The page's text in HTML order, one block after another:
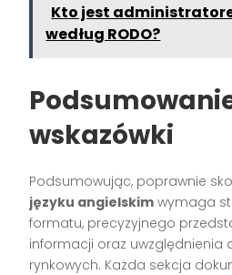
Kto jest
według RODO?
wskazówki
Podsumowując, poprawnie
języku angielskim wymaga
formatu, precyzyjnego
informacji oraz uwzględnienia
rynkowych. Każda sekcja